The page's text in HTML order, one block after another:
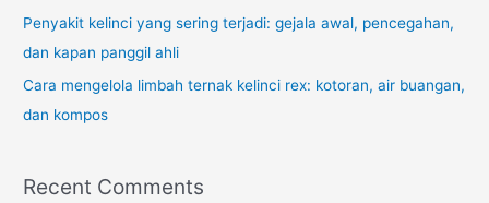
Penyakit kelinci yang sering terjadi: gejala awal, pencegahan,
dan kapan panggil ahli
Cara mengelola limbah ternak kelinci rex: kotoran, air buangan,
dan kompos
Recent Comments